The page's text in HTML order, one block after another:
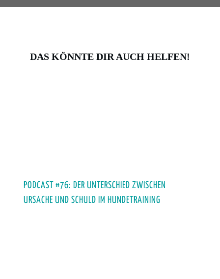
DAS KÖNNTE DIR AUCH HELFEN!
PODCAST #76: DER UNTERSCHIED ZWISCHEN
URSACHE UND SCHULD IM HUNDETRAINING